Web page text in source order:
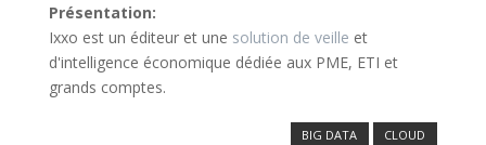
Présentation:
Ixxo est un éditeur et une solution de veille et
d'intelligence économique dédiée aux PME, ETI et
grands comptes.
BIG DATA CLOUD